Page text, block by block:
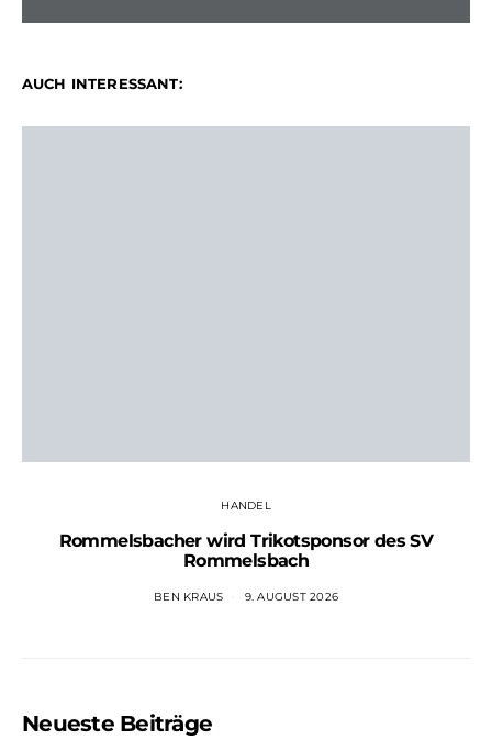
AUCH INTERESSANT:
HANDEL
Rommelsbacher wird Trikotsponsor des SV
Rommelsbach
BEN KRAUS 9. AUGUST 2026
Neueste Beiträge